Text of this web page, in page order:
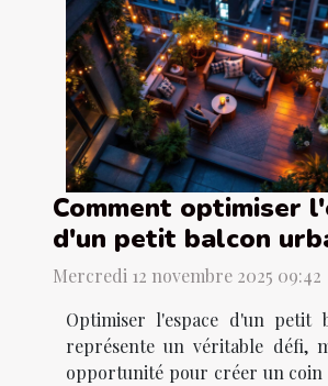
Comment optimiser
d'un petit balcon
Mercredi 12 novembre 2025 09:42
Optimiser l'espace d'un petit
représente un véritable défi,
opportunité pour créer un coin